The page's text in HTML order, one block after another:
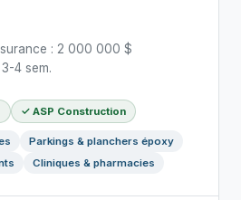
: 2 000 000 $
4 sem.
✓ ASP Construction
Parkings & planchers époxy
Cliniques & pharmacies